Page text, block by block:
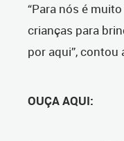
“Para nós é
crianças para
por aqui”, contou
OUÇA AQUI: